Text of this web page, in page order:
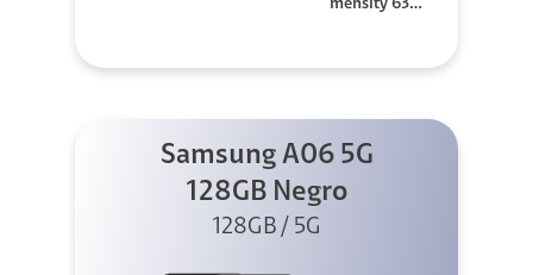
mensity 630
Samsung A06 5G
128GB Negro
128GB / 5G